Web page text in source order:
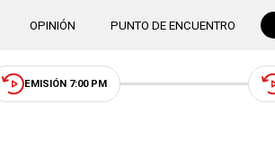
OPINIÓN PUNTO DE ENCUENTRO
EMISIÓN 7:00 PM